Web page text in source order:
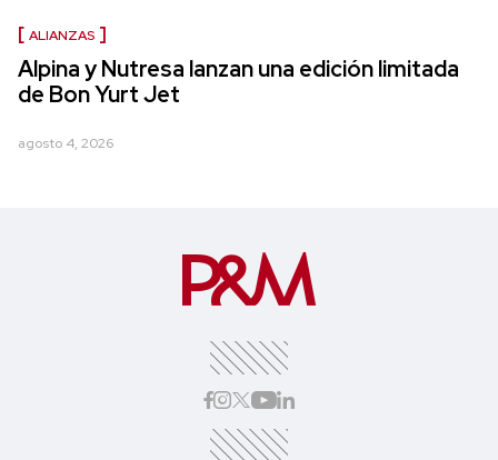
ALIANZAS
Alpina y Nutresa lanzan una edición limitada
de Bon Yurt Jet
agosto 4, 2026